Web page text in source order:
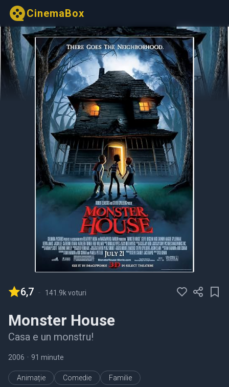
CinemaBox
6,7 - 141.9k voturi
Monster House
Casa e un monstru!
2006 • 91 minute
Animație Comedie Familie